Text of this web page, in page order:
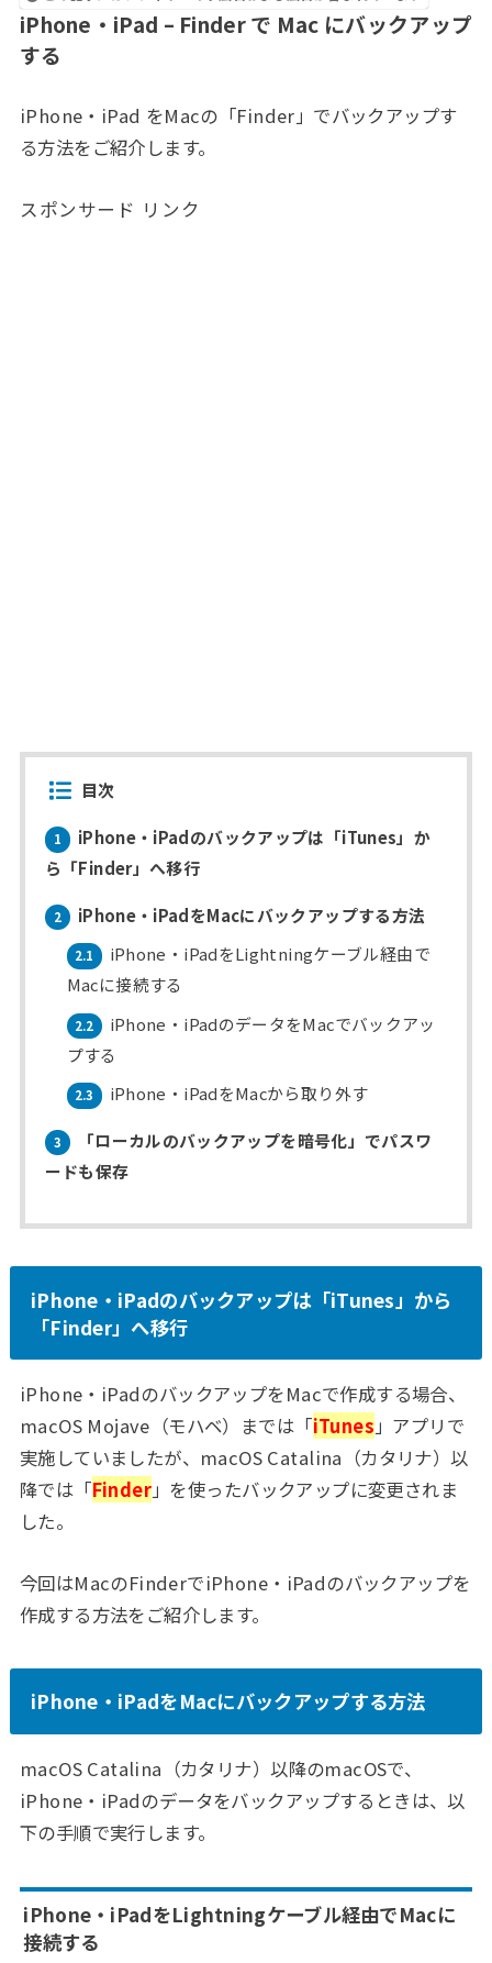
iPhone・iPad – Finder で Mac にバックアップ
する
iPhone・iPad をMacの「Finder」でバックアップす
る方法をご紹介します。
スポンサード リンク
目次
1
iPhone・iPadのバックアップは「iTunes」か
ら「Finder」へ移行
2 iPhone・iPadをMacにバックアップする方法
2.1
iPhone・iPadをLightningケーブル経由で
Macに接続する
2.2
iPhone・iPadのデータをMacでバックアッ
プする
2.3 iPhone・iPadをMacから取り外す
3
「ローカルのバックアップを暗号化」でパスワ
ードも保存
iPhone・iPadのバックアップは「iTunes」から
「Finder」へ移行
iPhone・iPadのバックアップをMacで作成する場合、
macOS Mojave（モハベ）までは「iTunes」アプリで
実施していましたが、macOS Catalina（カタリナ）以
降では「Finder」を使ったバックアップに変更されま
した。
今回はMacのFinderでiPhone・iPadのバックアップを
作成する方法をご紹介します。
iPhone・iPadをMacにバックアップする方法
macOS Catalina（カタリナ）以降のmacOSで、
iPhone・iPadのデータをバックアップするときは、以
下の手順で実行します。
iPhone・iPadをLightningケーブル経由でMacに
接続する